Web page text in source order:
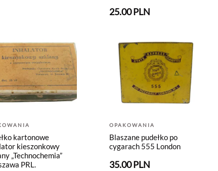
25.00 PLN
kartonowe
kieszonkowy
„Technochemia”
PRL.
OPAKOWANIA
Blaszane pudełko po
cygarach 555 London
35.00 PLN